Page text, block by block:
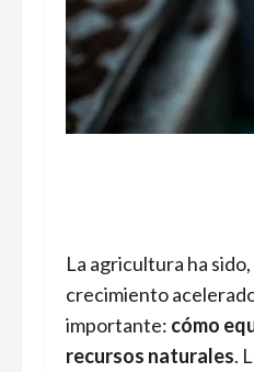
La agricultura ha
crecimiento
importante: cómo
recursos naturales.